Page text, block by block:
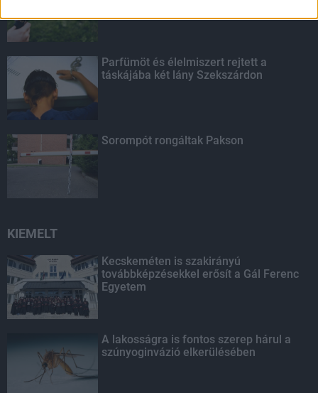
Parfümöt és élelmiszert rejtett a
táskájába két lány Szekszárdon
Sorompót rongáltak Pakson
KIEMELT
Kecskeméten is szakirányú
továbbképzésekkel erősít a Gál Ferenc
Egyetem
A lakosságra is fontos szerep hárul a
szúnyoginvázió elkerülésében